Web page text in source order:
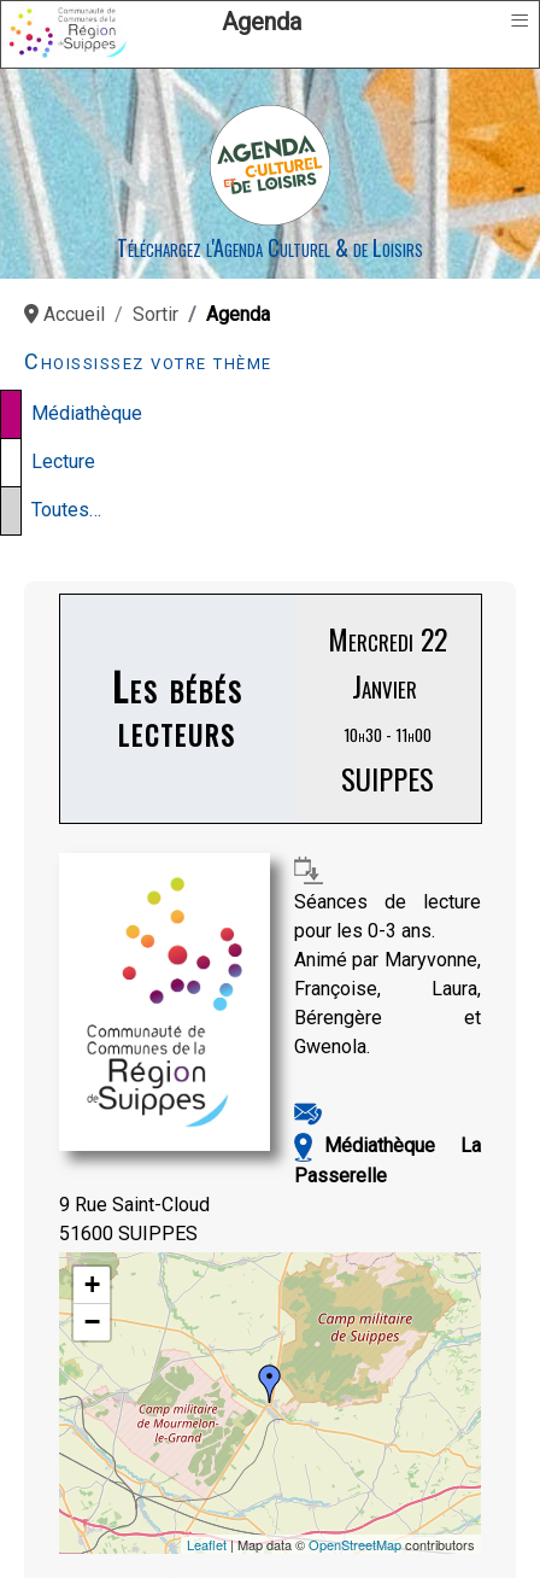
Agenda ≡
Téléchargez l'Agenda Culturel & de Loisirs
Accueil Sortir Agenda
Choississez votre thème
Médiathèque
Lecture
Toutes…
Les bébés
lecteurs
Mercredi 22
Janvier
10h30 - 11h00
SUIPPES
Séances de lecture
pour les 0-3 ans.
Animé par Maryvonne,
Françoise, Laura,
Bérengère et
Gwenola.
Médiathèque La
Passerelle
9 Rue Saint-Cloud
51600 SUIPPES
+
−
Leaflet| Map data ©OpenStreetMapcontributors